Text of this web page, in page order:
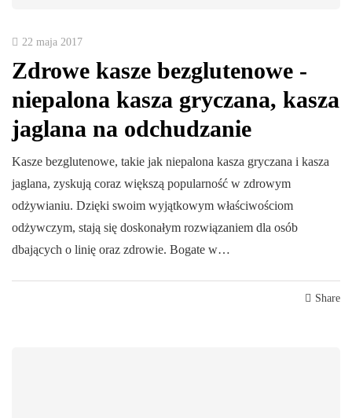
22 maja 2017
Zdrowe kasze bezglutenowe -
niepalona kasza gryczana, kasza
jaglana na odchudzanie
Kasze bezglutenowe, takie jak niepalona kasza gryczana i kasza
jaglana, zyskują coraz większą popularność w zdrowym
odżywianiu. Dzięki swoim wyjątkowym właściwościom
odżywczym, stają się doskonałym rozwiązaniem dla osób
dbających o linię oraz zdrowie. Bogate w…
Share